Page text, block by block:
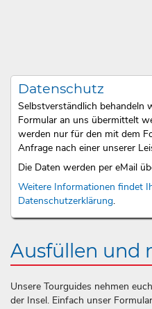
Datenschutz
Selbstverständlich behandeln
Formular an uns übermittelt
werden nur für den mit dem
Anfrage nach einer unserer
Die Daten werden per eMail
Weitere Informationen findet
Datenschutzerklärung.
Ausfüllen und
Unsere Tourguides nehmen
der Insel. Einfach unser